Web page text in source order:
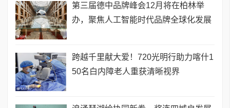
第三届德中品牌峰会12月将在柏林举
办，聚焦人工智能时代品牌全球化发展
跨越千里献大爱！720光明行助力喀什1
50名白内障老人重获清晰视界